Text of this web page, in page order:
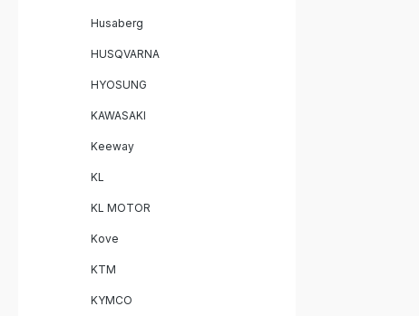
Husaberg
HUSQVARNA
HYOSUNG
KAWASAKI
Keeway
KL
KL MOTOR
Kove
KTM
KYMCO